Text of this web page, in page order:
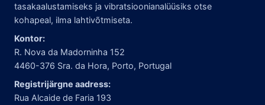
tasakaalustamiseks ja vibratsioonianalüüsiks otse
kohapeal, ilma lahtivõtmiseta.
Kontor:
R. Nova da Madorninha 152
4460-376 Sra. da Hora, Porto, Portugal
Registrijärgne aadress:
Rua Alcaide de Faria 193